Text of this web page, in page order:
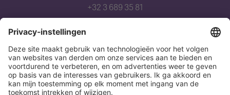
+32 3 689 35 81
Abonneert u zich op onze nieuwsbrief
Nu aanmelden